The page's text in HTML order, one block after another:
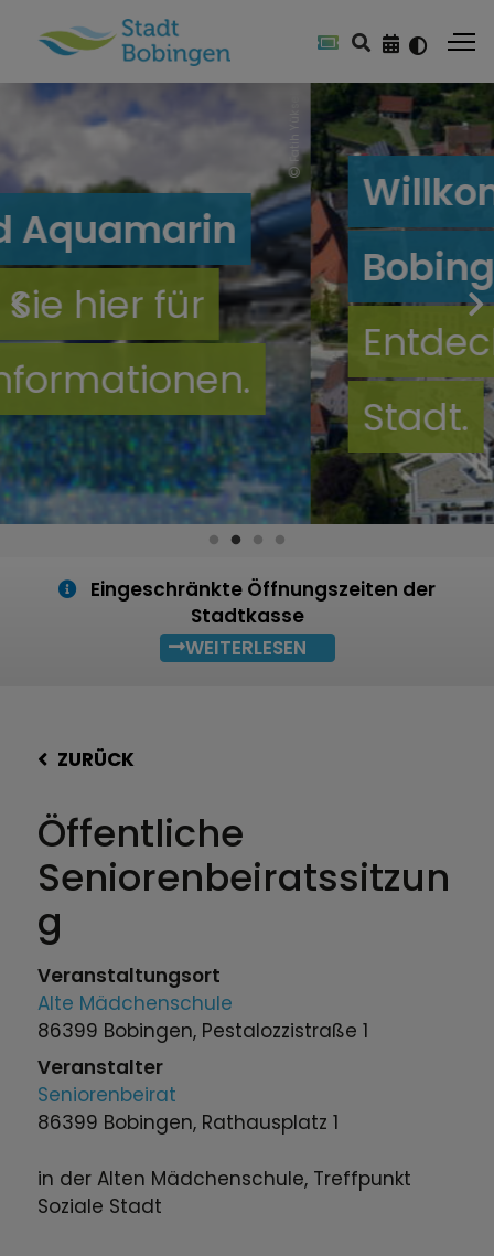
Fatih Yüksel
Willkommen in
Bobingen!
Entdecken Sie
Stadt.
Eingeschränkte Öffnungszeiten der
Stadtkasse
WEITERLESEN
ZURÜCK
Öffentliche
Seniorenbeiratssitzun
g
in der Alten Mädchenschule, Treffpunkt
Soziale Stadt
Veranstaltungsort
Alte Mädchenschule
86399 Bobingen, Pestalozzistraße 1
Veranstalter
Seniorenbeirat
86399 Bobingen, Rathausplatz 1